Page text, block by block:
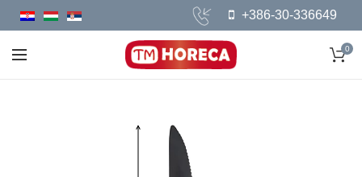
+386-30-336649
0